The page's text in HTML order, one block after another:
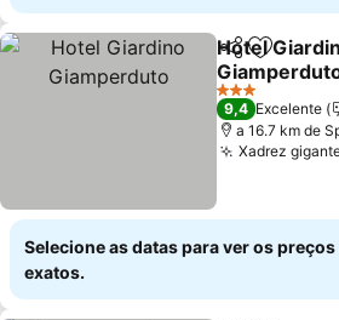
Partilhar
Hotel
Ver preços
3 Estrelas
9,4 Excelente
a 16.7 km de
Xadrez
Selecione as datas para ver os preços
exatos.